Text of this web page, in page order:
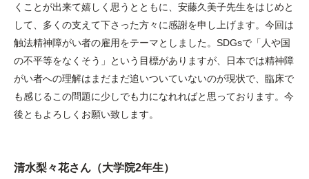
くことが出来て嬉しく思うとともに、安藤久美子先生をはじめと
して、多くの支えて下さった方々に感謝を申し上げます。今回は
触法精神障がい者の雇用をテーマとしました。SDGsで「人や国
の不平等をなくそう」という目標がありますが、日本では精神障
がい者への理解はまだまだ追いついていないのが現状で、臨床で
も感じるこの問題に少しでも力になれればと思っております。今
後ともよろしくお願い致します。
清水梨々花さん（大学院2年生）